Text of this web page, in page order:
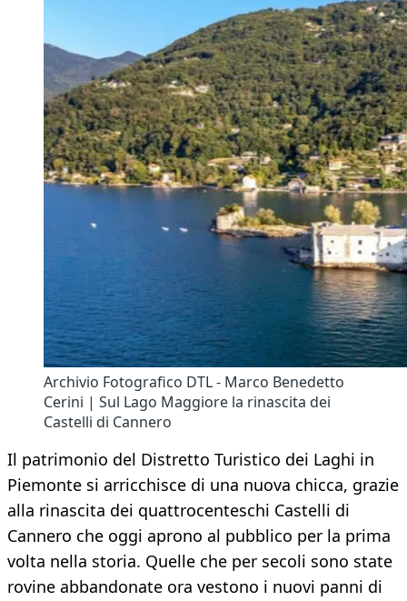
Archivio Fotografico DTL - Marco Benedetto
Cerini | Sul Lago Maggiore la rinascita dei
Castelli di Cannero
Il patrimonio del Distretto Turistico dei Laghi in
Piemonte si arricchisce di una nuova chicca, grazie
alla rinascita dei quattrocenteschi Castelli di
Cannero che oggi aprono al pubblico per la prima
volta nella storia. Quelle che per secoli sono state
rovine abbandonate ora vestono i nuovi panni di